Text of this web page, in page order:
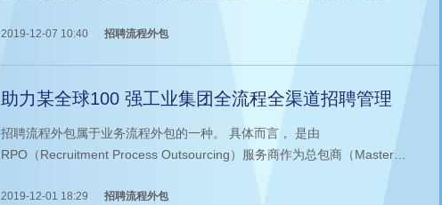
种人力资源问题。
2019-12-07 10:40 招聘流程外包
助力某全球100 强工业集团全流程全渠道招聘管理
招聘流程外包属于业务流程外包的一种。 具体而言， 是由
RPO（Recruitment Process Outsourcing）服务商作为总包商（Master
理、人才库管理、招聘渠道管理、招聘技能培训、雇主品牌提升、招聘新
2019-12-01 18:29 招聘流程外包